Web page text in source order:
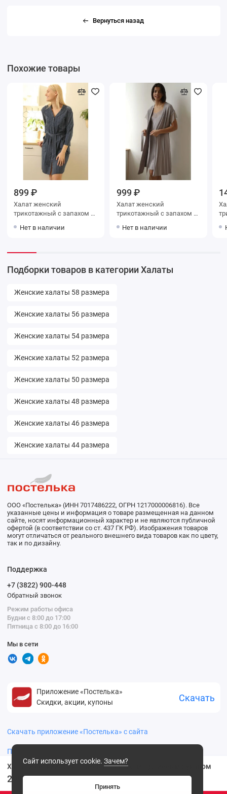
Халат женский трикотажный с запахом с длинным рукавом
2999
Вернуться назад
Похожие товары
899 ₽
Халат женский
трикотажный с запахом с
Нет в наличии
999 ₽
Халат женский
трикотажный с запахом с
Нет в наличии
Подборки товаров в категории Халаты
Женские халаты 58 размера
Женские халаты 56 размера
Женские халаты 54 размера
Женские халаты 52 размера
Женские халаты 50 размера
Женские халаты 48 размера
Женские халаты 46 размера
Женские халаты 44 размера
Сайт использует cookie. Зачем?
Принять
ООО «Постелька» (ИНН 7017486222, ОГРН 1217000006816). Все
указанные цены и информация о товаре размещенная на данном
сайте, носят информационный характер и не являются публичной
офертой (в соответствии со ст. 437 ГК РФ). Изображения товаров
могут отличаться от реального внешнего вида товаров как по цвету,
так и по дизайну.
Поддержка
+7 (3822) 900-448
Обратный звонок
Режим работы офиса
Будни с 8:00 до 17:00
Пятница с 8:00 до 16:00
Мы в сети
Приложение «Постелька»
Скидки, акции, купоны
Скачать
Скачать приложение «Постелька» с сайта
Политика конфиденциальности